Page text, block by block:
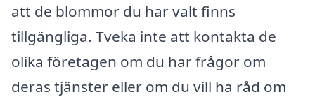
att de blommor du har valt finns
tillgängliga. Tveka inte att kontakta de
olika företagen om du har frågor om
deras tjänster eller om du vill ha råd om